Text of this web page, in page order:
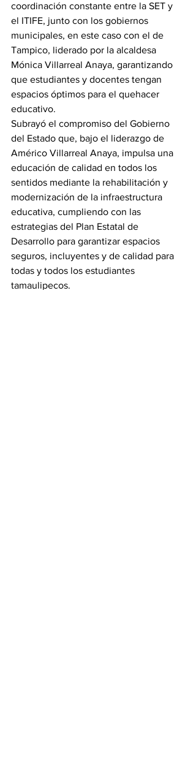
coordinación constante entre la SET y
el ITIFE, junto con los gobiernos
municipales, en este caso con el de
Tampico, liderado por la alcaldesa
Mónica Villarreal Anaya, garantizando
que estudiantes y docentes tengan
espacios óptimos para el quehacer
educativo.
Subrayó el compromiso del Gobierno
del Estado que, bajo el liderazgo de
Américo Villarreal Anaya, impulsa una
educación de calidad en todos los
sentidos mediante la rehabilitación y
modernización de la infraestructura
educativa, cumpliendo con las
estrategias del Plan Estatal de
Desarrollo para garantizar espacios
seguros, incluyentes y de calidad para
todas y todos los estudiantes
tamaulipecos.